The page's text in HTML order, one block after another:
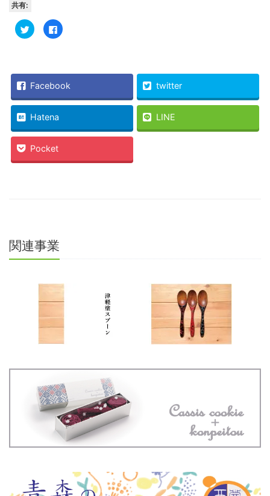
共有:
ク
リ
共
有
(新
し
い
ウ
ィ
ン
ド
ウ
開
Facebook
で
ク
リ
ッ
ク
く
だ
し
す)
Facebook twitter
Hatena LINE
Pocket
関連事業